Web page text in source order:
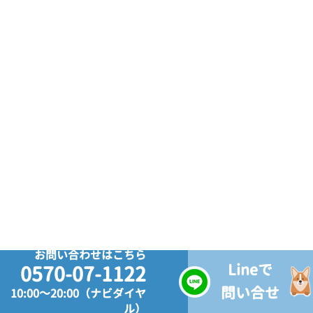
お問い合わせはこちら
0570-07-1122
10:00～20:00（ナビダイヤ
ル）
Lineで
問い合せ